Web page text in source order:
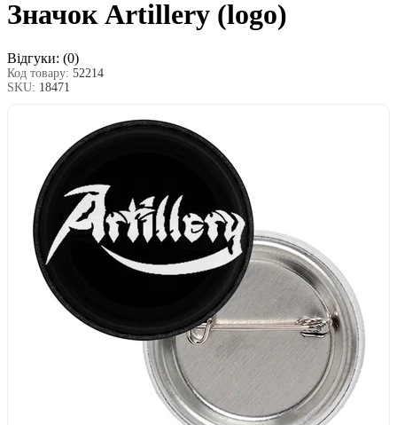
Значок Artillery (logo)
Відгуки: (0)
Код товару: 52214
SKU: 18471